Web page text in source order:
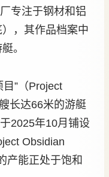
专注于钢材和铝
，其作品档案中
。
”（Project
长达66米的游艇
2025年10月铺设
Obsidian
产能正处于饱和